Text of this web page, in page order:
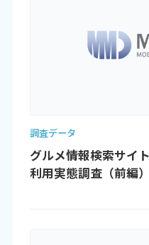
調査データ
グルメ情報検索サイ
利用実態調査（前編）